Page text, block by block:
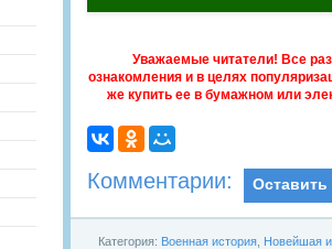
Уважаемые читатели! Все
ознакомления и в целях
же купить ее в бумажном или
Комментарии: Оставить
Категория: Военная история Новейшая